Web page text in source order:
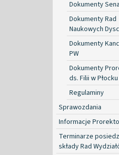
Dokumenty
Dokumenty Rad
Naukowych
Dokumenty
PW
Dokumenty
ds. Filii w Płocku
Regulaminy
Sprawozdania
Informacje
Terminarze
składy Rad